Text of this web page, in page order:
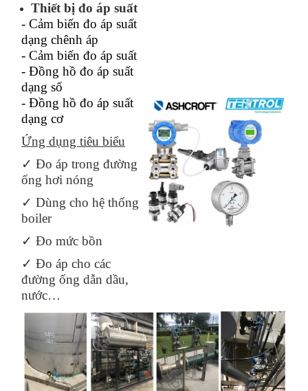
Thiết bị đo áp suất
- Cảm biến đo áp suất
dạng chênh áp
- Cảm biến đo áp suất
- Đồng hồ đo áp suất
dạng số
- Đồng hồ đo áp suất
dạng cơ
Ứng dụng tiêu biểu
✓ Đo áp trong đường
ống hơi nóng
✓ Dùng cho hệ thống
boiler
✓ Đo mức bồn
✓ Đo áp cho các
đường ống dẫn dầu,
nước…